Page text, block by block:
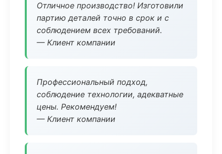
Отличное производство! Изготовили
партию деталей точно в срок и с
соблюдением всех требований.
— Клиент компании
Профессиональный подход,
соблюдение технологии, адекватные
цены. Рекомендуем!
— Клиент компании